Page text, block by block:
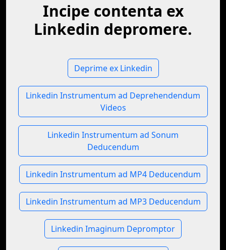
Incipe contenta ex
Linkedin depromere.
Deprime ex Linkedin
Linkedin Instrumentum ad Deprehendendum
Videos
Linkedin Instrumentum ad Sonum
Deducendum
Linkedin Instrumentum ad MP4 Deducendum
Linkedin Instrumentum ad MP3 Deducendum
Linkedin Imaginum Depromptor